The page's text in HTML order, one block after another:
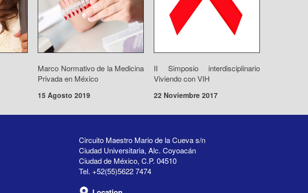
Marco Normativo de la Medicina
Privada en México
15 Agosto 2019
II Simposio interdisciplinario
Viviendo con VIH
22 Noviembre 2017
Circuito Maestro Mario de la Cueva s/n
Ciudad Universitaria, Alc. Coyoacán
Ciudad de México, C.P. 04510
Tel. +52(55)5622 7474